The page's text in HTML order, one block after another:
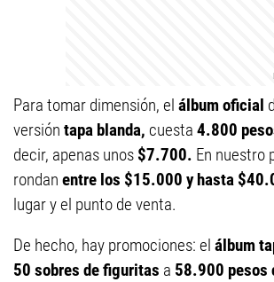
Para tomar dimensión, el álbum oficial
versión tapa blanda, cuesta 4.800
decir, apenas unos $7.700. En nuestro
rondan entre los $15.000 y hasta
lugar y el punto de venta.
De hecho, hay promociones: el álbum
50 sobres de figuritas a 58.900 pesos